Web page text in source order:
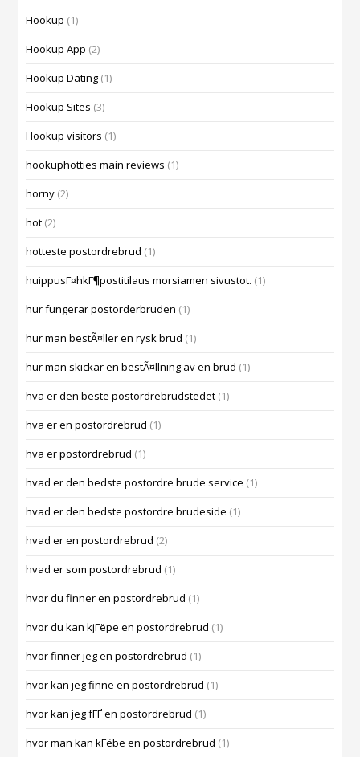
Hookup (1)
Hookup App (2)
Hookup Dating (1)
Hookup Sites (3)
Hookup visitors (1)
hookuphotties main reviews (1)
horny (2)
hot (2)
hotteste postordrebrud (1)
huippusГ¤hkГ¶postitilaus morsiamen sivustot. (1)
hur fungerar postorderbruden (1)
hur man bestÃ¤ller en rysk brud (1)
hur man skickar en bestÃ¤llning av en brud (1)
hva er den beste postordrebrudstedet (1)
hva er en postordrebrud (1)
hva er postordrebrud (1)
hvad er den bedste postordre brude service (1)
hvad er den bedste postordre brudeside (1)
hvad er en postordrebrud (2)
hvad er som postordrebrud (1)
hvor du finner en postordrebrud (1)
hvor du kan kjГёpe en postordrebrud (1)
hvor finner jeg en postordrebrud (1)
hvor kan jeg finne en postordrebrud (1)
hvor kan jeg fГҐ en postordrebrud (1)
hvor man kan kГёbe en postordrebrud (1)